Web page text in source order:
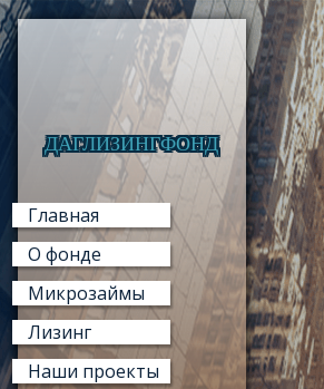
ДАГЛИЗИНГФОНД
Главная
О фонде
Микрозаймы
Лизинг
Наши проекты